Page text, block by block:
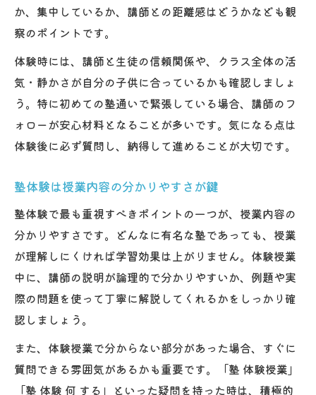
か、集中しているか、講師との距離感はどうかなども観
察のポイントです。
体験時には、講師と生徒の信頼関係や、クラス全体の活
気・静かさが自分の子供に合っているかも確認しましょ
う。特に初めての塾通いで緊張している場合、講師のフ
ォローが安心材料となることが多いです。気になる点は
体験後に必ず質問し、納得して進めることが大切です。
塾体験は授業内容の分かりやすさが鍵
塾体験で最も重視すべきポイントの一つが、授業内容の
分かりやすさです。どんなに有名な塾であっても、授業
が理解しにくければ学習効果は上がりません。体験授業
中に、講師の説明が論理的で分かりやすいか、例題や実
際の問題を使って丁寧に解説してくれるかをしっかり確
認しましょう。
また、体験授業で分からない部分があった場合、すぐに
質問できる雰囲気があるかも重要です。「塾 体験授業」
「塾 体験 何 する」といった疑問を持った時は、積極的